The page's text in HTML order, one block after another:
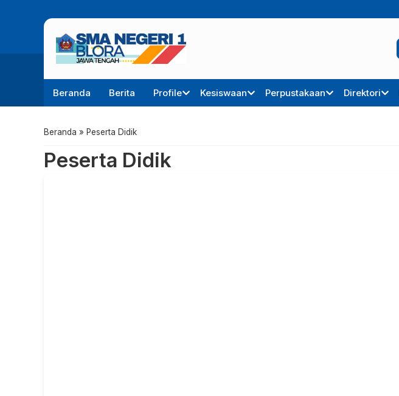
Beranda Berita Profile Kesiswaan Perpustakaan Direktori
Beranda » Peserta Didik
Peserta Didik